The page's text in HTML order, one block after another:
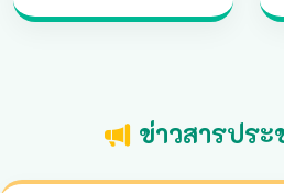
ข่าวสารปร